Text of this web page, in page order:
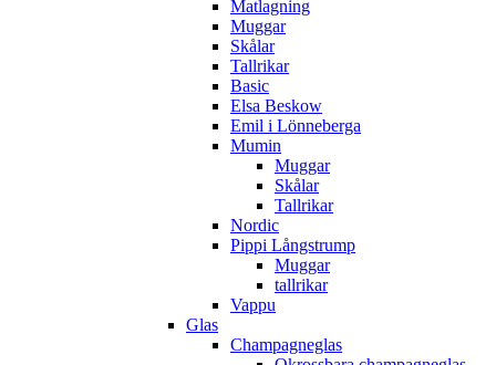
Matlagning
Muggar
Skålar
Tallrikar
Basic
Elsa Beskow
Emil i Lönneberga
Mumin
Muggar
Skålar
Tallrikar
Nordic
Pippi Långstrump
Muggar
tallrikar
Vappu
Glas
Champagneglas